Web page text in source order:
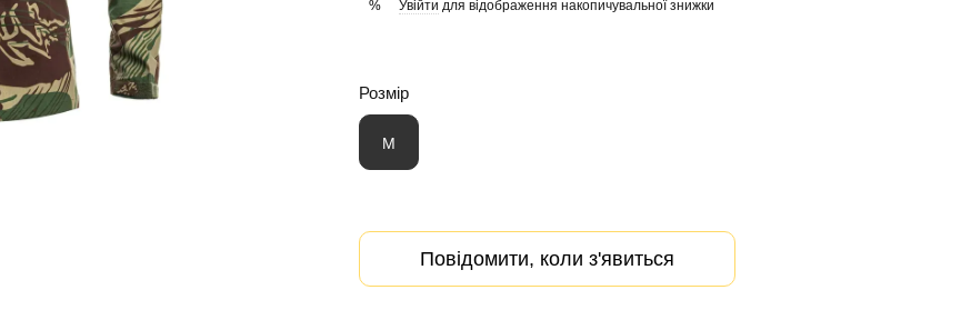
% Увійти для відображення накопичувальної знижки
Розмір
M
Повідомити, коли з'явиться